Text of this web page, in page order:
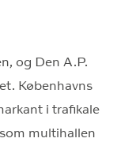
og Den A.P.
Københavns
i trafikale
multihallen